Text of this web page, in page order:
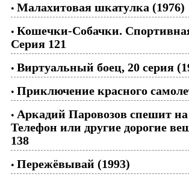
• Малахитовая шкатулка (1976)
• Кошечки-Собачки.
Серия 121
• Виртуальный боец, 20 серия
• Приключение красного
• Аркадий Паровозов спешит
Телефон или другие дорогие
138
• Пережёвывай (1993)